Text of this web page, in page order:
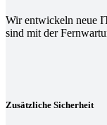
Wir entwickeln neue
sind mit der
Zusätzliche Sicherheit